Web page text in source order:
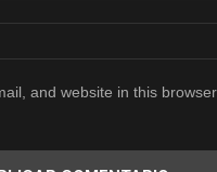
and website in this